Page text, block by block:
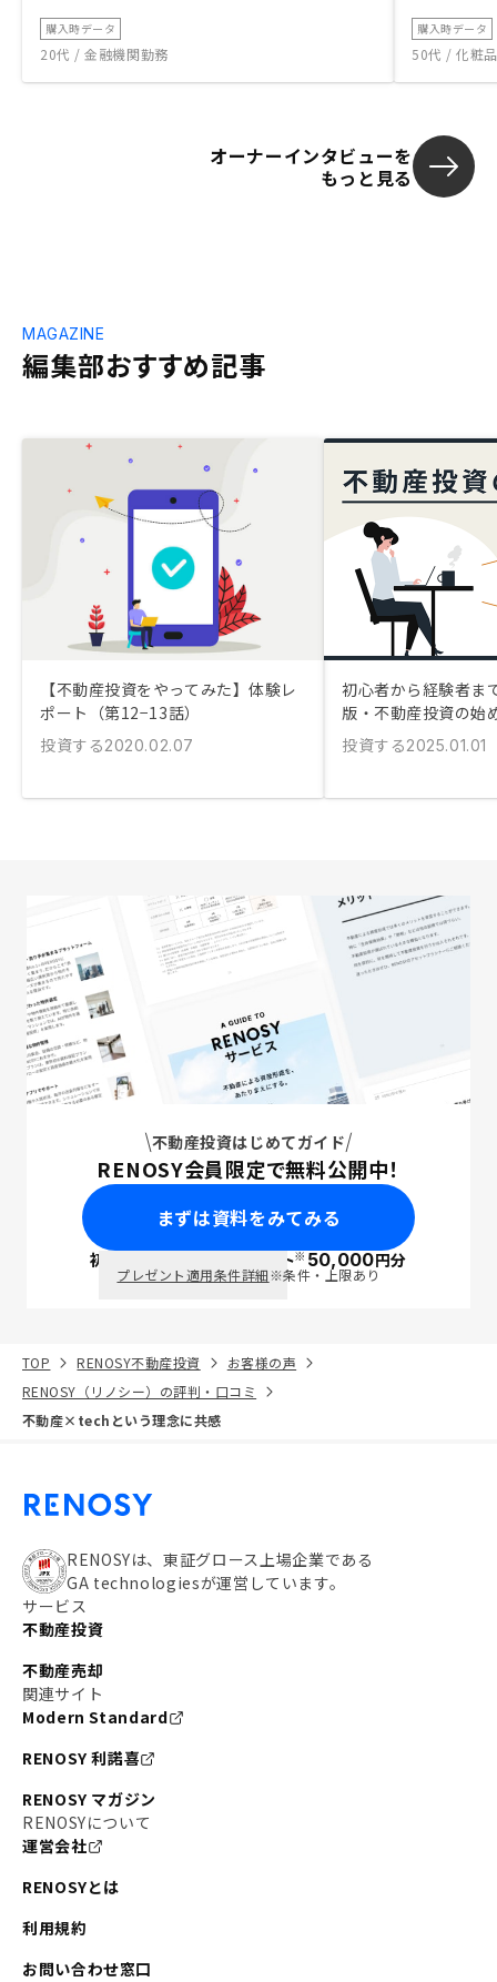
購入時データ
20代 / 金融機関勤務
購入時データ
50代 / 化粧
オーナーインタビューを
もっと見る
編集部おすすめ記事
MAGAZINE
【不動産投資をやってみた】体験レ
ポート（第12−13話）
投資する2020.02.07
初心者から経験者ま
版・不動産投資の始
投資する2025.01.01
不動産投資はじめてガイド
RENOSY会員限定で無料公開中！
まずは資料をみてみる
初回面談で ポイント※50,000円分
プレゼント適用条件詳細※条件・上限あり
TOP RENOSY不動産投資
お客様の声
RENOSY（リノシー）の評判・口コミ
不動産×techという理念に共感
RENOSYは、東証グロース上場企業である
GA technologiesが運営しています。
サービス
不動産投資
不動産売却
関連サイト
Modern Standard
RENOSY 利諾喜
RENOSY マガジン
RENOSYについて
運営会社
RENOSYとは
利用規約
お問い合わせ窓口